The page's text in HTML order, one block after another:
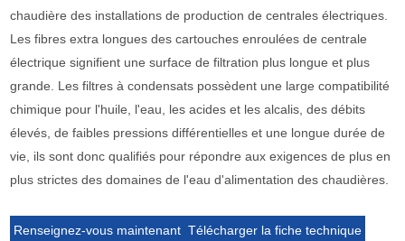
chaudière des installations de production de centrales électriques.
Les fibres extra longues des cartouches enroulées de centrale
électrique signifient une surface de filtration plus longue et plus
grande. Les filtres à condensats possèdent une large compatibilité
chimique pour l'huile, l'eau, les acides et les alcalis, des débits
élevés, de faibles pressions différentielles et une longue durée de
vie, ils sont donc qualifiés pour répondre aux exigences de plus en
plus strictes des domaines de l'eau d'alimentation des chaudières.
Renseignez-vous maintenant Télécharger la fiche technique